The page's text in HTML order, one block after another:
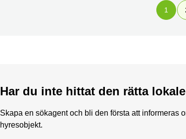
1
Har du inte hittat den rätta
Skapa en sökagent och bli den första att informeras
hyresobjekt.